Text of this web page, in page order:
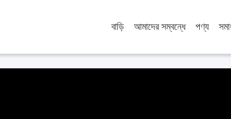
বাড়ি আমাদের সম্বন্ধে পণ্য